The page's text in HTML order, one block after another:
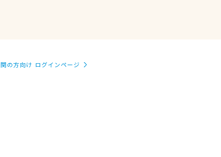
の方向け ログインページ